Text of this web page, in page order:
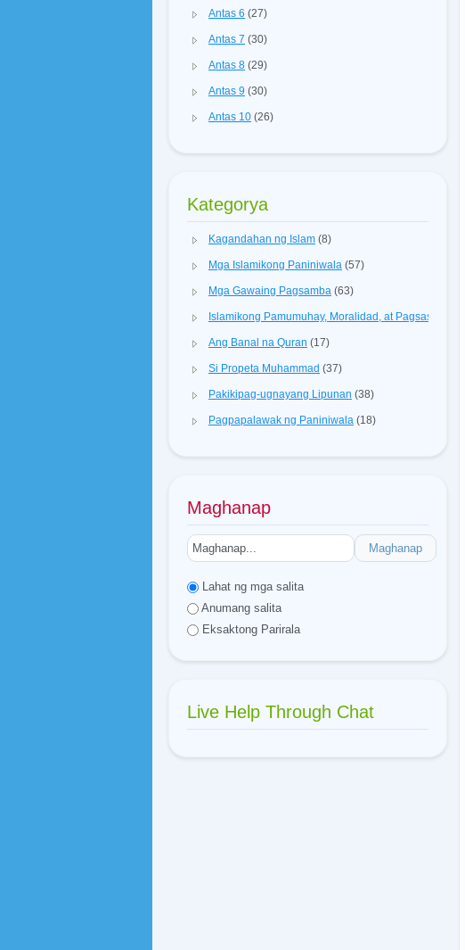
Antas 6 (27)
Antas 7 (30)
Antas 8 (29)
Antas 9 (30)
Antas 10 (26)
Kategorya
Kagandahan ng Islam (8)
Mga Islamikong Paniniwala (57)
Mga Gawaing Pagsamba (63)
Islamikong Pamumuhay, Moralidad, at Pagsasagawa
Ang Banal na Quran (17)
Si Propeta Muhammad (37)
Pakikipag-ugnayang Lipunan (38)
Pagpapalawak ng Paniniwala (18)
Maghanap
Maghanap
Lahat ng mga salita
Anumang salita
Eksaktong Parirala
Live Help Through Chat